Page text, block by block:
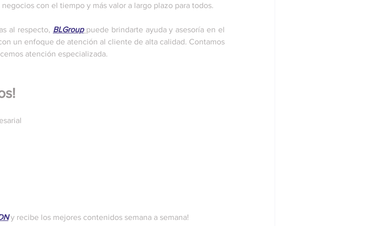
con el tiempo y más valor a largo plazo para todos.
al respecto, BLGroup puede brindarte ayuda y asesoría en el
un enfoque de atención al cliente de alta calidad. Contamos
atención especializada.
y recibe los mejores contenidos semana a semana!